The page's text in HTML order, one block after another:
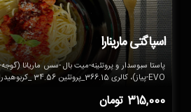
اسپاگتی مارینارا
پاستا سبوسدار و پروتئینه-میت بال -سس ماریانا
EVO-پیاز)، کالری 366.15_پروتئین 34.56 _کربوهیدرات 46 گرم _چربی6.7-فیبر 7.92
315,000 تومان